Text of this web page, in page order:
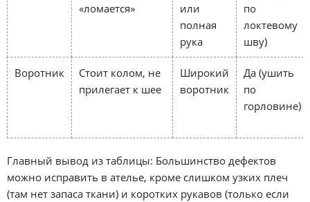
«ломается»
или
полная
рука
по
локтевому
шву)
Воротник
Стоит колом, не
прилегает к шее
Широкий
воротник
Да (ушить
по
горловине)
Главный вывод из таблицы: Большинство дефектов
можно исправить в ателье, кроме слишком узких плеч
(там нет запаса ткани) и коротких рукавов (только если